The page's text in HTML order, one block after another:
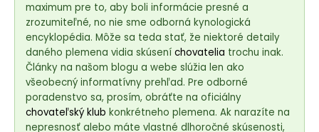
maximum pre to, aby boli informácie presné a
zrozumiteľné, no nie sme odborná kynologická
encyklopédia. Môže sa teda stať, že niektoré detaily
daného plemena vidia skúsení chovatelia trochu inak.
Články na našom blogu a webe slúžia len ako
všeobecný informatívny prehľad. Pre odborné
poradenstvo sa, prosím, obráťte na oficiálny
chovateľský klub konkrétneho plemena. Ak narazíte na
nepresnosť alebo máte vlastné dlhoročné skúsenosti,